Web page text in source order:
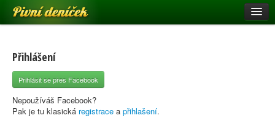
Pivní deníček
Pivní mapa
Pivní značky
Nápověda
Přihlášení
Přihlásit se přes Facebook
Nepoužíváš Facebook?
Pak je tu klasická registrace a přihlašení.